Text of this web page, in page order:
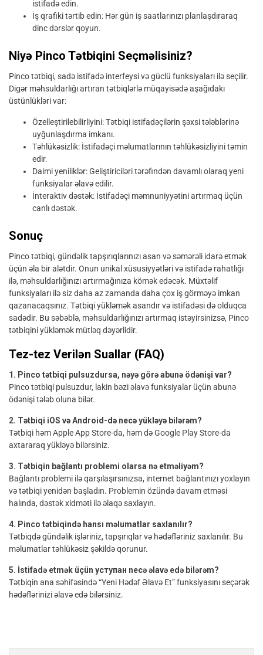
istifadə edin.
İş qrafiki tərtib edin: Hər gün iş saatlarınızı planlaşdıraraq
dinc dərslər qoyun.
Niyə Pinco Tətbiqini Seçməlisiniz?
Pinco tətbiqi, sadə istifadə interfeysi və güclü funksiyaları ilə seçilir.
Digər məhsuldarlığı artıran tətbiqlərlə müqayisədə aşağıdakı
üstünlükləri var:
Özelleştirilebilirliyini: Tətbiqi istifadəçilərin şəxsi tələblərinə
uyğunlaşdırma imkanı.
Təhlükəsizlik: İstifadəçi məlumatlarının təhlükəsizliyini təmin
edir.
Daimi yeniliklər: Geliştiriciləri tərəfindən davamlı olaraq yeni
funksiyalar əlavə edilir.
İnteraktiv dəstək: İstifadəçi məmnuniyyətini artırmaq üçün
canlı dəstək.
Sonuç
Pinco tətbiqi, gündəlik tapşırıqlarınızı asan və səmərəli idarə etmək
üçün əla bir alətdir. Onun unikal xüsusiyyətləri və istifadə rahatlığı
ilə, məhsuldarlığınızı artırmağınıza kömək edəcək. Müxtəlif
funksiyaları ilə siz daha az zamanda daha çox iş görməyə imkan
qazanacaqsınız. Tətbiqi yükləmək asandır və istifadəsi də olduqca
sadədir. Bu səbəblə, məhsuldarlığınızı artırmaq istəyirsinizsə, Pinco
tətbiqini yükləmək mütləq dəyərlidir.
Tez-tez Verilən Suallar (FAQ)
1. Pinco tətbiqi pulsuzdursa, nəyə görə abunə ödənişi var?
Pinco tətbiqi pulsuzdur, lakin bəzi əlavə funksiyalar üçün abunə
ödənişi tələb oluna bilər.
2. Tətbiqi iOS və Android-də necə yükləyə bilərəm?
Tətbiqi həm Apple App Store-da, həm də Google Play Store-da
axtararaq yükləyə bilərsiniz.
3. Tətbiqin bağlantı problemi olarsa nə etməliyəm?
Bağlantı problemi ilə qarşılaşırsınızsa, internet bağlantınızı yoxlayın
və tətbiqi yenidən başladın. Problemin özündə davam etməsi
halında, dəstək xidməti ilə əlaqə saxlayın.
4. Pinco tətbiqində hansı məlumatlar saxlanılır?
Tətbiqdə gündəlik işləriniz, tapşırıqlar və hədəfləriniz saxlanılır. Bu
məlumatlar təhlükəsiz şəkildə qorunur.
5. İstifadə etmək üçün уступан necə əlavə edə bilərəm?
Tətbiqin ana səhifəsində “Yeni Hədəf Əlavə Et” funksiyasını seçərək
hədəflərinizi əlavə edə bilərsiniz.